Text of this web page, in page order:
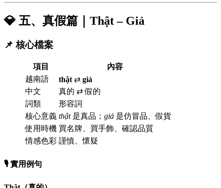
💎 五、真假篇｜Thật – Giả
📌 核心檔案
項目
內容
越南語
thật ⇄ giả
中文
真的 ⇄ 假的
詞類
形容詞
核心意義 thật是真品； giả 是仿冒品、假貨
使用時機 買名牌、買手飾、確認品質
情感色彩 謹慎、懷疑
🎙️ 實用例句